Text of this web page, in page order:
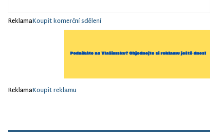
ReklamaKoupit komerční sdělení
ReklamaKoupit reklamu